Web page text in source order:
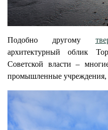
Подобно другому
архитектурный облик
Советской власти –
промышленные учреждения,